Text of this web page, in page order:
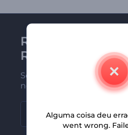
Receba a
Renderforest
Seja um dos primeiros a
nossas últimas novidades
Alguma coisa deu
went wrong.